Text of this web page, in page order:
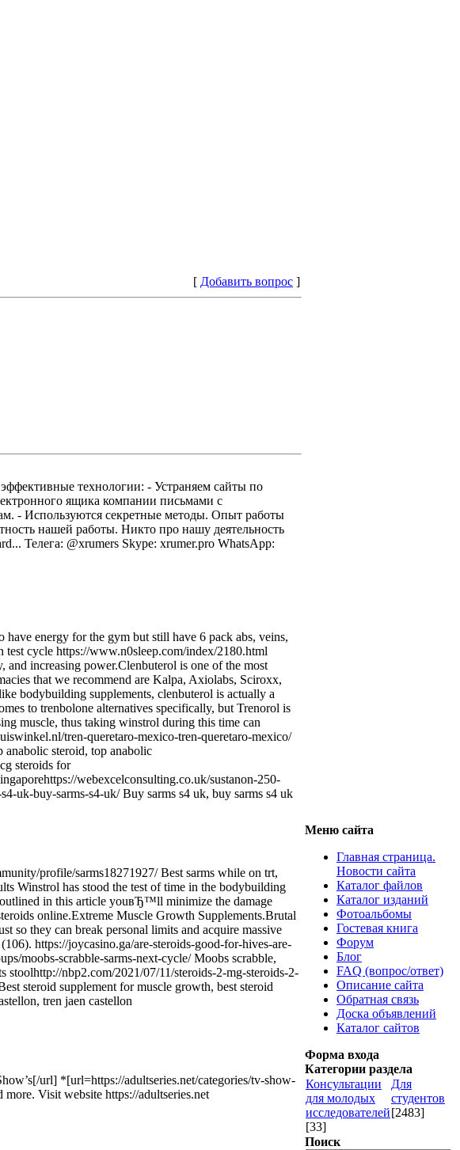
[ Добавить вопрос ]
технологии: - Устраняем сайты по
ящика компании письмами с
- Используются секретные методы. Опыт работы
нашей работы. Никто про нашу деятельность
Телега: @xrumers Skype: xrumer.pro WhatsApp:
energy for the gym but still have 6 pack abs, veins,
cycle https://www.n0sleep.com/index/2180.html
and increasing power.Clenbuterol is one of the most
that we recommend are Kalpa, Axiolabs, Sciroxx,
bodybuilding supplements, clenbuterol is actually a
to trenbolone alternatives specifically, but Trenorol is
muscle, thus taking winstrol during this time can
tren-queretaro-mexico-tren-queretaro-mexico/
anabolic steroid, top anabolic
steroids for
webexcelconsulting.co.uk/sustanon-250-
uk-buy-sarms-s4-uk/ Buy sarms s4 uk, buy sarms s4 uk
profile/sarms18271927/ Best sarms while on trt,
Winstrol has stood the test of time in the bodybuilding
in this article youвЂ™ll minimize the damage
online.Extreme Muscle Growth Supplements.Brutal
so they can break personal limits and acquire massive
https://joycasino.ga/are-steroids-good-for-hives-are-
moobs-scrabble-sarms-next-cycle/ Moobs scrabble,
nbp2.com/2021/07/11/steroids-2-mg-steroids-2-
steroid supplement for muscle growth, best steroid
tren jaen castellon
url] *[url=https://adultseries.net/categories/tv-show-
Visit website https://adultseries.net
Меню сайта
Главная страница.
Новости сайта
Каталог файлов
Каталог изданий
Фотоальбомы
Гостевая книга
Форум
Блог
FAQ (вопрос/ответ)
Описание сайта
Обратная связь
Доска объявлений
Каталог сайтов
Форма входа
Категории раздела
Консультации
для молодых
исследователей
[33]
Для
студентов
[2483]
Поиск